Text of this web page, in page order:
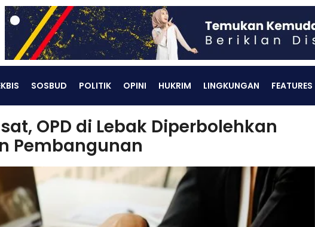
SOSBUD POLITIK OPINI HUKRIM LINGKUNGAN FEATURES
OPD di Lebak Diperbolehkan
Pembangunan